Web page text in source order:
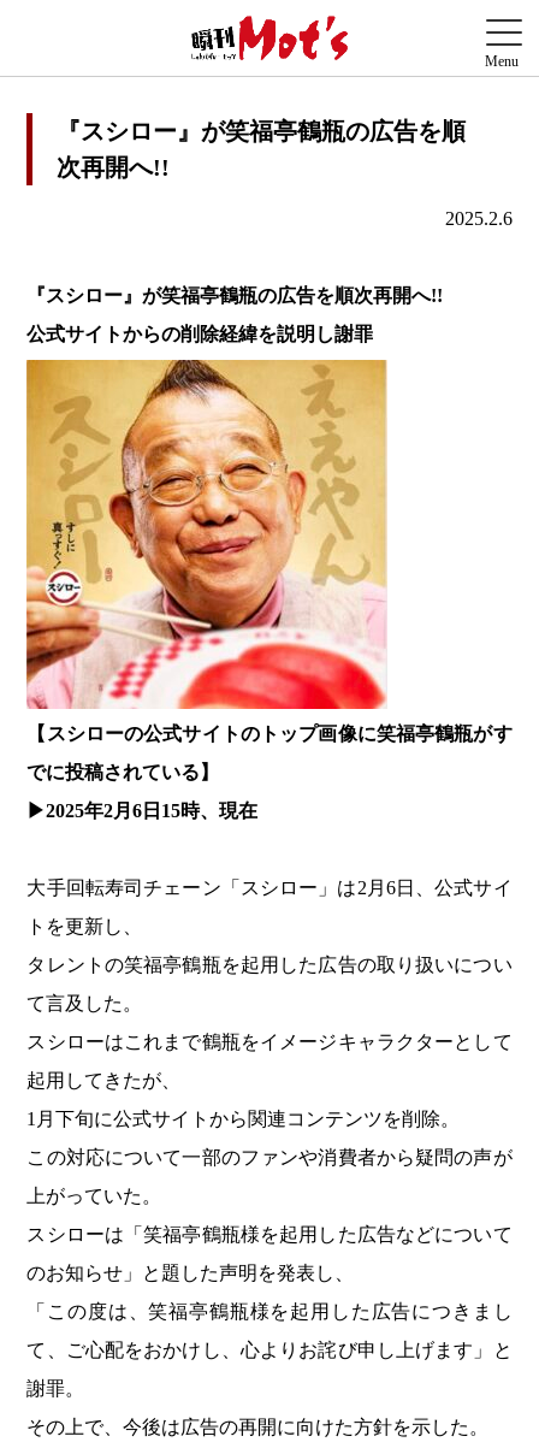
『スシロー』が笑福亭鶴瓶の広告を順
次再開へ!!
2025.2.6
『スシロー』が笑福亭鶴瓶の広告を順次再開へ!!
公式サイトからの削除経緯を説明し謝罪
【スシローの公式サイトのトップ画像に笑福亭鶴瓶がす
でに投稿されている】
▶︎2025年2月6日15時、現在
大手回転寿司チェーン「スシロー」は2月6日、公式サイ
トを更新し、
タレントの笑福亭鶴瓶を起用した広告の取り扱いについ
て言及した。
スシローはこれまで鶴瓶をイメージキャラクターとして
起用してきたが、
1月下旬に公式サイトから関連コンテンツを削除。
この対応について一部のファンや消費者から疑問の声が
上がっていた。
スシローは「笑福亭鶴瓶様を起用した広告などについて
のお知らせ」と題した声明を発表し、
「この度は、笑福亭鶴瓶様を起用した広告につきまし
て、ご心配をおかけし、心よりお詫び申し上げます」と
謝罪。
その上で、今後は広告の再開に向けた方針を示した。